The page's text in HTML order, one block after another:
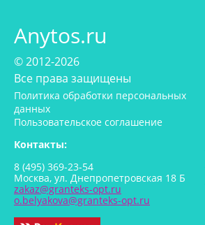
Anytos.ru
© 2012-2026
Все права защищены
Политика обработки персональных
данных
Пользовательское соглашение
Контакты:
8 (495) 369-23-54
Москва, ул. Днепропетровская 18 Б
zakaz@granteks-opt.ru
o.belyakova@granteks-opt.ru